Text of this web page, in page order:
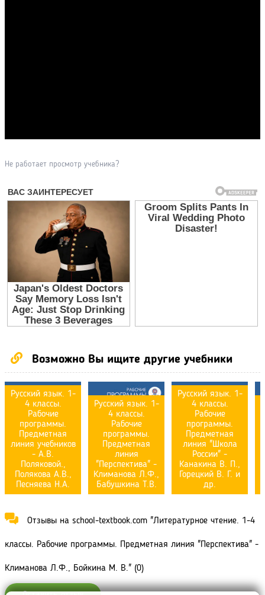
Не работает просмотр учебника?
Возможно Вы ищите другие учебники
Русский язык. 1-
4 классы.
Рабочие
программы.
Предметная
линия учебников
- А.В.
Поляковой.,
Полякова А.В.,
Песняева Н.А.
Русский язык. 1-
4 классы.
Рабочие
программы.
Предметная
линия
"Перспектива" -
Климанова Л.Ф.,
Бабушкина Т.В.
Русский язык. 1-
4 классы.
Рабочие
программы.
Предметная
линия "Школа
России" -
Канакина В. П.,
Горецкий В. Г. и
др.
Отзывы на school-textbook.com "Литературное чтение. 1-4
классы. Рабочие программы. Предметная линия "Перспектива" -
Климанова Л.Ф., Бойкина М. В." (0)